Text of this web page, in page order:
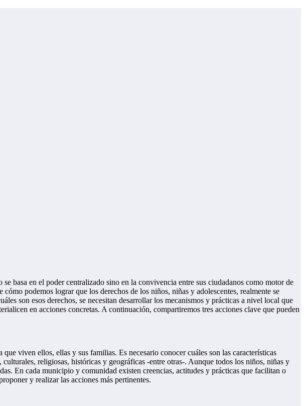
basa en el poder centralizado sino en la convivencia entre sus ciudadanos como motor de
podemos lograr que los derechos de los niños, niñas y adolescentes, realmente se
son esos derechos, se necesitan desarrollar los mecanismos y prácticas a nivel local que
en acciones concretas. A continuación, compartiremos tres acciones clave que pueden
viven ellos, ellas y sus familias. Es necesario conocer cuáles son las características
religiosas, históricas y geográficas -entre otras-. Aunque todos los niños, niñas y
En cada municipio y comunidad existen creencias, actitudes y prácticas que facilitan o
y realizar las acciones más pertinentes.